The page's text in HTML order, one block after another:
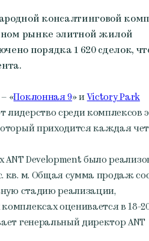
консалтинговой
рынке элитной жилой
порядка 1 620 сделок,
«Поклонная 9» иVictory Park
среди комплексов
приходится каждая
ANT Development было
кв. м. Общая сумма продаж
стадию реализации,
оценивается в 18-
генеральный директор ANT